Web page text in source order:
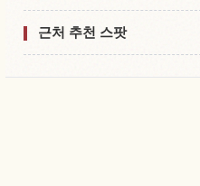
근처 추천 스팟